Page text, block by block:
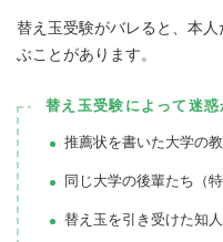
替え玉受験がバレると、本
ぶことがあります。
替え玉受験によって迷
推薦状を書いた大学の
同じ大学の後輩たち（特
替え玉を引き受けた知